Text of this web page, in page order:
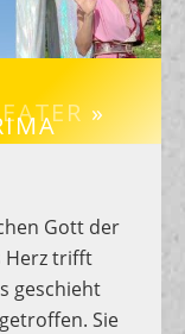
»
Gott der
Herz trifft
geschieht
Sie